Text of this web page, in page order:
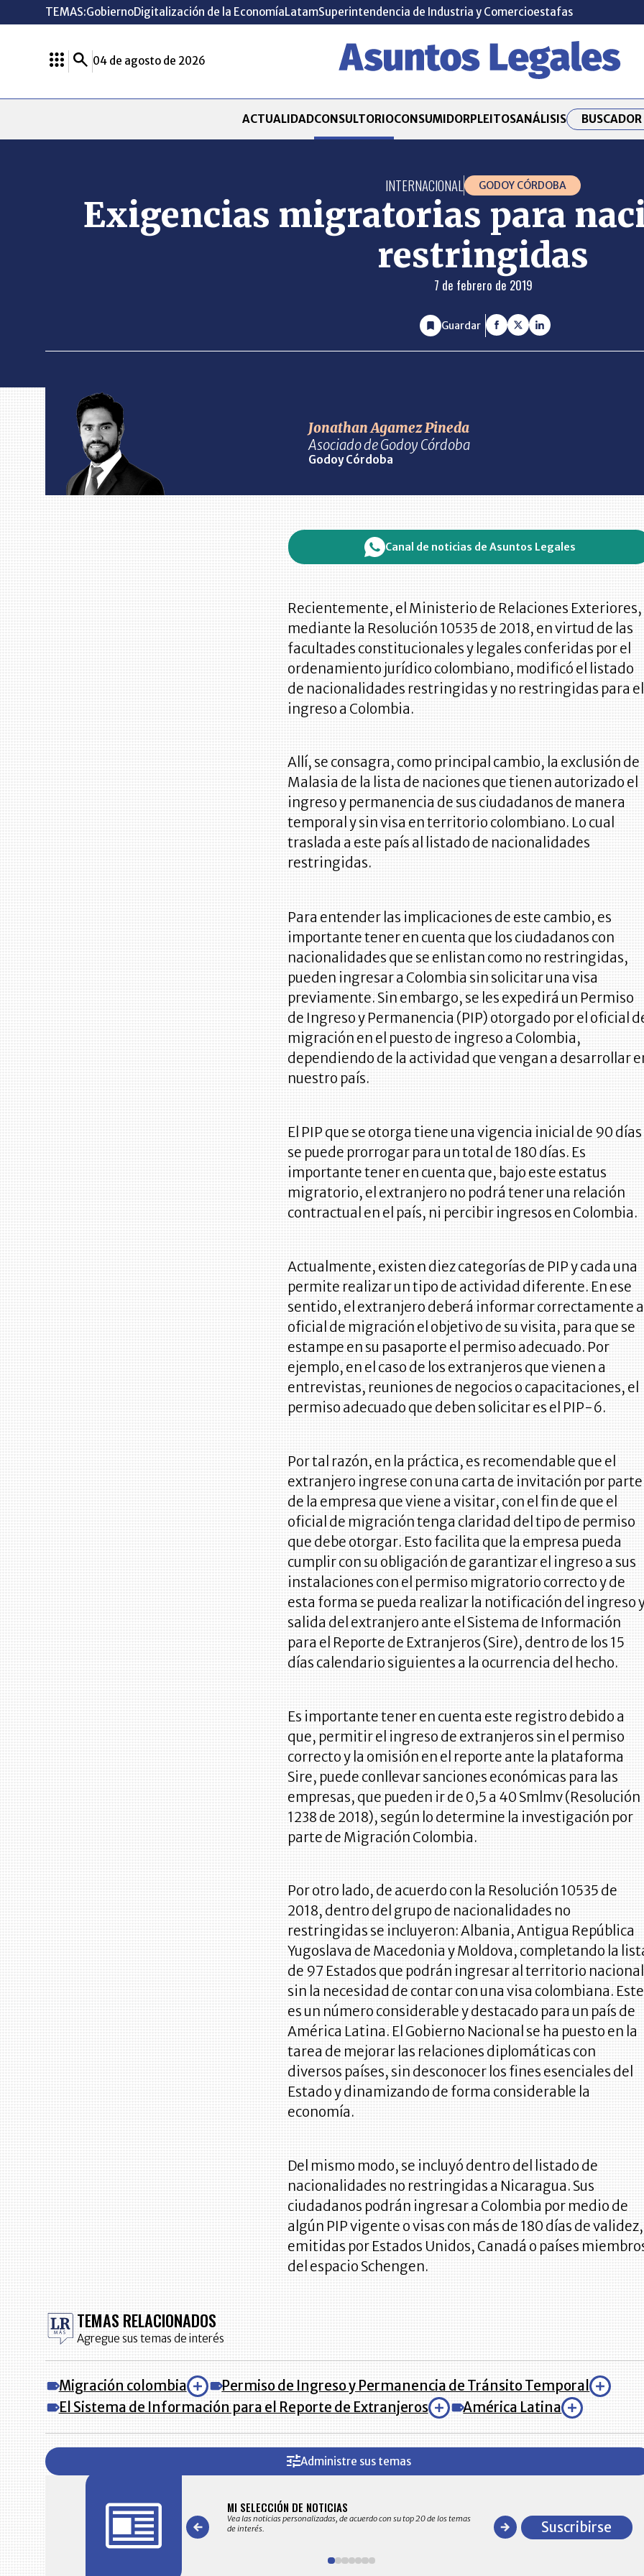
TEMAS:GobiernoDigitalización de la EconomíaLatamSuperintendencia de Industria y Comercioestafas
04 de agosto de 2026
ACTUALIDADCONSULTORIOCONSUMIDORPLEITOSANÁLISIS
INTERNACIONAL GODOY CÓRDOBA
Exigencias migratorias para
restringidas
7 de febrero de 2019
Guardar
Jonathan Agamez Pineda
Asociado de Godoy Córdoba
Godoy Córdoba
Canal de noticias de Asuntos Legales
Recientemente, el Ministerio de Relaciones Exteriores,
mediante la Resolución 10535 de 2018, en virtud de las
facultades constitucionales y legales conferidas por el
ordenamiento jurídico colombiano, modificó el listado
de nacionalidades restringidas y no restringidas para el
ingreso a Colombia.
Allí, se consagra, como principal cambio, la exclusión de
Malasia de la lista de naciones que tienen autorizado el
ingreso y permanencia de sus ciudadanos de manera
temporal y sin visa en territorio colombiano. Lo cual
traslada a este país al listado de nacionalidades
restringidas.
Para entender las implicaciones de este cambio, es
importante tener en cuenta que los ciudadanos con
nacionalidades que se enlistan como no restringidas,
pueden ingresar a Colombia sin solicitar una visa
previamente. Sin embargo, se les expedirá un Permiso
de Ingreso y Permanencia (PIP) otorgado por el oficial
migración en el puesto de ingreso a Colombia,
dependiendo de la actividad que vengan a desarrollar
nuestro país.
El PIP que se otorga tiene una vigencia inicial de 90 días
se puede prorrogar para un total de 180 días. Es
importante tener en cuenta que, bajo este estatus
migratorio, el extranjero no podrá tener una relación
contractual en el país, ni percibir ingresos en Colombia.
Actualmente, existen diez categorías de PIP y cada una
permite realizar un tipo de actividad diferente. En ese
sentido, el extranjero deberá informar correctamente
oficial de migración el objetivo de su visita, para que se
estampe en su pasaporte el permiso adecuado. Por
ejemplo, en el caso de los extranjeros que vienen a
entrevistas, reuniones de negocios o capacitaciones, el
permiso adecuado que deben solicitar es el PIP-6.
Por tal razón, en la práctica, es recomendable que el
extranjero ingrese con una carta de invitación por parte
de la empresa que viene a visitar, con el fin de que el
oficial de migración tenga claridad del tipo de permiso
que debe otorgar. Esto facilita que la empresa pueda
cumplir con su obligación de garantizar el ingreso a sus
instalaciones con el permiso migratorio correcto y de
esta forma se pueda realizar la notificación del ingreso
salida del extranjero ante el Sistema de Información
para el Reporte de Extranjeros (Sire), dentro de los 15
días calendario siguientes a la ocurrencia del hecho.
Es importante tener en cuenta este registro debido a
que, permitir el ingreso de extranjeros sin el permiso
correcto y la omisión en el reporte ante la plataforma
Sire, puede conllevar sanciones económicas para las
empresas, que pueden ir de 0,5 a 40 Smlmv (Resolución
1238 de 2018), según lo determine la investigación por
parte de Migración Colombia.
Por otro lado, de acuerdo con la Resolución 10535 de
2018, dentro del grupo de nacionalidades no
restringidas se incluyeron: Albania, Antigua República
Yugoslava de Macedonia y Moldova, completando la
de 97 Estados que podrán ingresar al territorio nacional
sin la necesidad de contar con una visa colombiana. Este
es un número considerable y destacado para un país de
América Latina. El Gobierno Nacional se ha puesto en la
tarea de mejorar las relaciones diplomáticas con
diversos países, sin desconocer los fines esenciales del
Estado y dinamizando de forma considerable la
economía.
Del mismo modo, se incluyó dentro del listado de
nacionalidades no restringidas a Nicaragua. Sus
ciudadanos podrán ingresar a Colombia por medio de
algún PIP vigente o visas con más de 180 días de validez,
emitidas por Estados Unidos, Canadá o países
del espacio Schengen.
TEMAS RELACIONADOS
Agregue sus temas de interés
Migración colombia
Permiso de Ingreso y Permanencia de Tránsito Temporal
El Sistema de Información para el Reporte de Extranjeros
América Latina
Administre sus temas
en su correo electrónico las noticias seleccionadas por nuestro
MI SELECCIÓN DE NOTICIAS
Vea las noticias personalizadas, de acuerdo con su top 20 de los temas
de interés.
Recopilación clasificada por sectores
comportamiento general y detallado de las
en ventas en ColombiaSuscribirse